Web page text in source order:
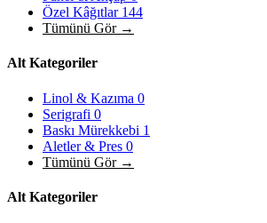
Özel Kâğıtlar 144
Tümünü Gör →
Alt Kategoriler
Linol & Kazıma 0
Serigrafi 0
Baskı Mürekkebi 1
Aletler & Pres 0
Tümünü Gör →
Alt Kategoriler